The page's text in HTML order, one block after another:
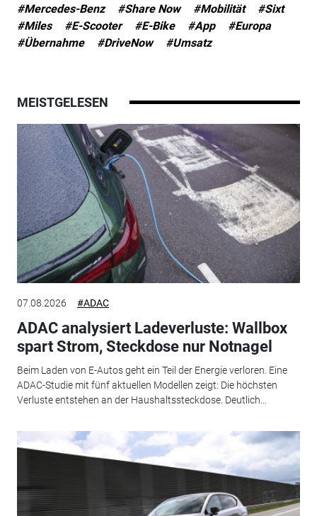
#Mercedes-Benz #Share Now #Mobilität
#Sixt
#Miles
#E-Scooter #E-Bike #App
#Europa
#Übernahme
#DriveNow #Umsatz
MEISTGELESEN
07.08.2026 #ADAC
ADAC analysiert Ladeverluste: Wallbox
spart Strom, Steckdose nur Notnagel
Beim Laden von E-Autos geht ein Teil der Energie verloren. Eine
ADAC-Studie mit fünf aktuellen Modellen zeigt: Die höchsten
Verluste entstehen an der Haushaltssteckdose. Deutlich...